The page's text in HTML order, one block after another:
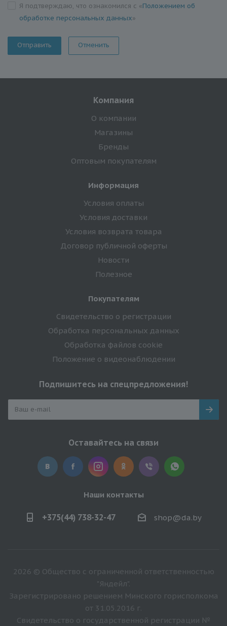
Я подтверждаю, что ознакомился с «Положением об
обработке персональных данных»
Отменить
Компания
О компании
Магазины
Бренды
Оптовым покупателям
Информация
Условия оплаты
Условия доставки
Условия возврата товара
Договор публичной оферты
Новости
Полезное
Покупателям
Свидетельство о регистрации
Обработка персональных данных
Обработка файлов cookie
Положение о видеонаблюдении
Подпишитесь на спецпредложения!
Оставайтесь на связи
Наши контакты
+375(44) 738-32-47 shop@da.by
2026 © Общество с ограниченной ответственностью
"Яндейл".
Зарегистрировано решением Минского горисполкома
от 31.05.2016 г.
Свидетельство о государственной регистрации №